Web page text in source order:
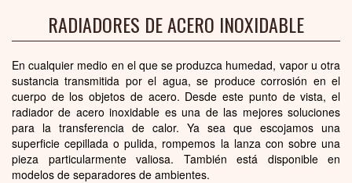
RADIADORES DE ACERO INOXIDABLE
En cualquier medio en el que se produzca humedad, vapor u otra
sustancia transmitida por el agua, se produce corrosión en el
cuerpo de los objetos de acero. Desde este punto de vista, el
radiador de acero inoxidable es una de las mejores soluciones
para la transferencia de calor. Ya sea que escojamos una
superficie cepillada o pulida, rompemos la lanza con sobre una
pieza particularmente valiosa. También está disponible en
modelos de separadores de ambientes.